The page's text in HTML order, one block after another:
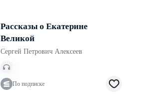
Рассказы о Екатерине
Великой
Сергей Петрович Алексеев
По подписке